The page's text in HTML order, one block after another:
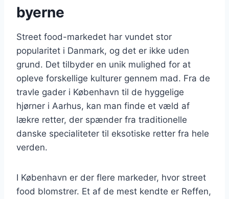
byerne
Street food-markedet har vundet stor
popularitet i Danmark, og det er ikke uden
grund. Det tilbyder en unik mulighed for at
opleve forskellige kulturer gennem mad. Fra de
travle gader i København til de hyggelige
hjørner i Aarhus, kan man finde et væld af
lækre retter, der spænder fra traditionelle
danske specialiteter til eksotiske retter fra hele
verden.
I København er der flere markeder, hvor street
food blomstrer. Et af de mest kendte er Reffen,